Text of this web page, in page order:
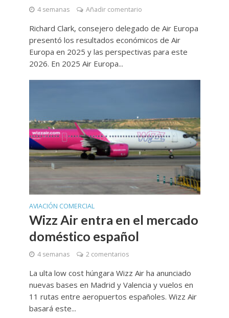
4 semanas Añadir comentario
Richard Clark, consejero delegado de Air Europa
presentó los resultados económicos de Air
Europa en 2025 y las perspectivas para este
2026. En 2025 Air Europa...
AVIACIÓN COMERCIAL
Wizz Air entra en el mercado
doméstico español
4 semanas 2 comentarios
La ulta low cost húngara Wizz Air ha anunciado
nuevas bases en Madrid y Valencia y vuelos en
11 rutas entre aeropuertos españoles. Wizz Air
basará este...